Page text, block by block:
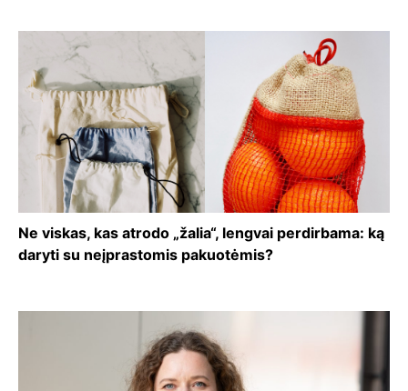
Ne viskas, kas atrodo „žalia“, lengvai perdirbama: ką
daryti su neįprastomis pakuotėmis?